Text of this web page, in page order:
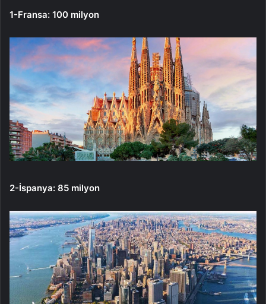
1-Fransa: 100 milyon
2-İspanya: 85 milyon